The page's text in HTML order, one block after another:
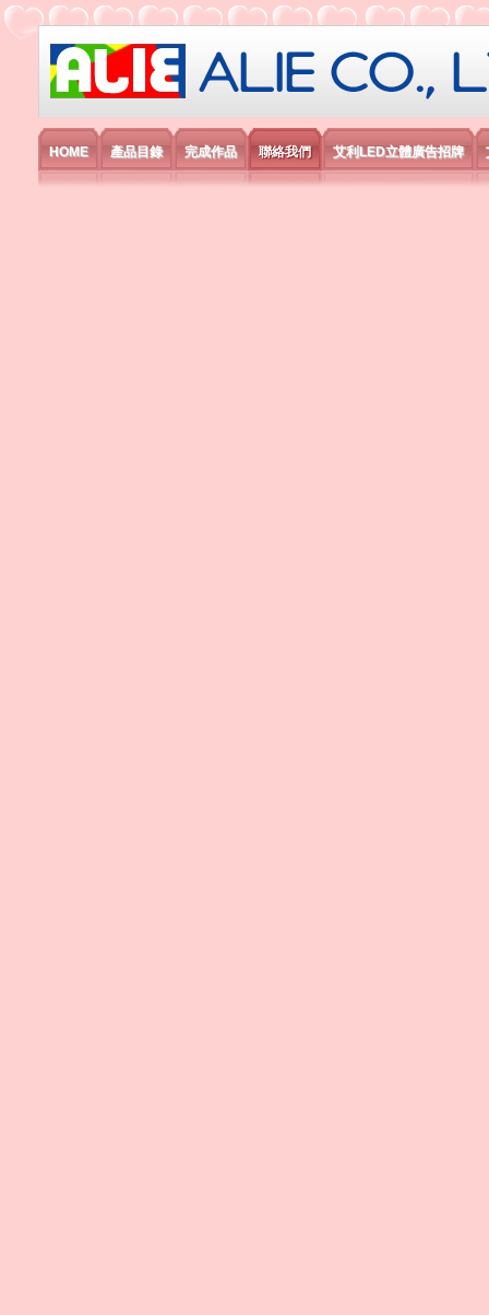
艾利國際電子有限公司
HOME 產品目錄 完成作品 聯絡我們 艾利LED立體廣告招牌